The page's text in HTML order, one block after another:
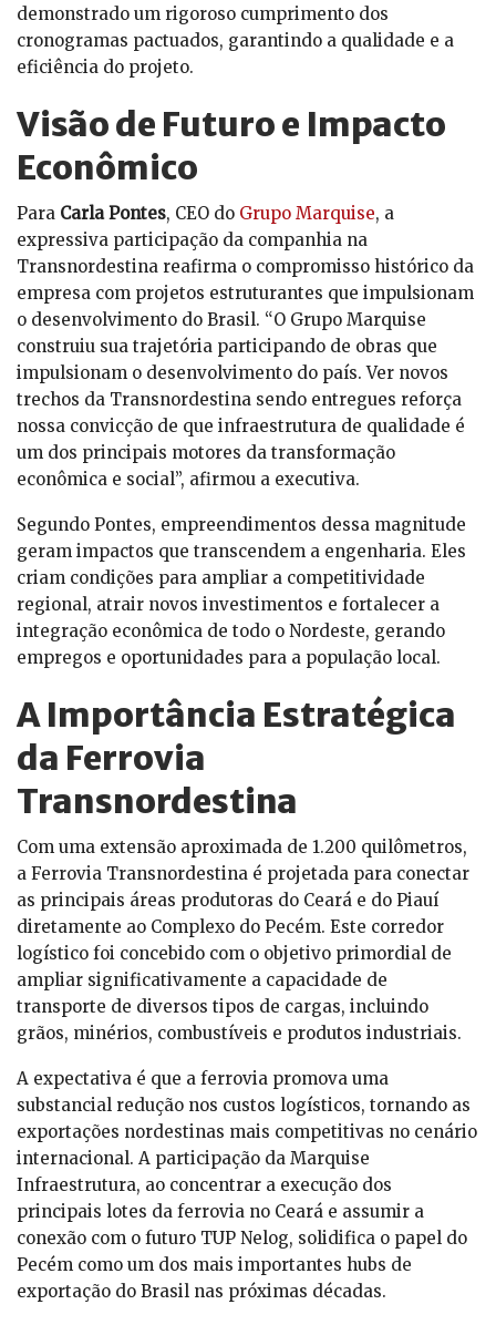
demonstrado um rigoroso cumprimento dos
cronogramas pactuados, garantindo a qualidade e a
eficiência do projeto.
Visão de Futuro e Impacto
Econômico
Para Carla Pontes, CEO do Grupo Marquise, a
expressiva participação da companhia na
Transnordestina reafirma o compromisso histórico da
empresa com projetos estruturantes que impulsionam
o desenvolvimento do Brasil. “O Grupo Marquise
construiu sua trajetória participando de obras que
impulsionam o desenvolvimento do país. Ver novos
trechos da Transnordestina sendo entregues reforça
nossa convicção de que infraestrutura de qualidade é
um dos principais motores da transformação
econômica e social”, afirmou a executiva.
Segundo Pontes, empreendimentos dessa magnitude
geram impactos que transcendem a engenharia. Eles
criam condições para ampliar a competitividade
regional, atrair novos investimentos e fortalecer a
integração econômica de todo o Nordeste, gerando
empregos e oportunidades para a população local.
A Importância Estratégica
da Ferrovia
Transnordestina
Com uma extensão aproximada de 1.200 quilômetros,
a Ferrovia Transnordestina é projetada para conectar
as principais áreas produtoras do Ceará e do Piauí
diretamente ao Complexo do Pecém. Este corredor
logístico foi concebido com o objetivo primordial de
ampliar significativamente a capacidade de
transporte de diversos tipos de cargas, incluindo
grãos, minérios, combustíveis e produtos industriais.
A expectativa é que a ferrovia promova uma
substancial redução nos custos logísticos, tornando as
exportações nordestinas mais competitivas no cenário
internacional. A participação da Marquise
Infraestrutura, ao concentrar a execução dos
principais lotes da ferrovia no Ceará e assumir a
conexão com o futuro TUP Nelog, solidifica o papel do
Pecém como um dos mais importantes hubs de
exportação do Brasil nas próximas décadas.